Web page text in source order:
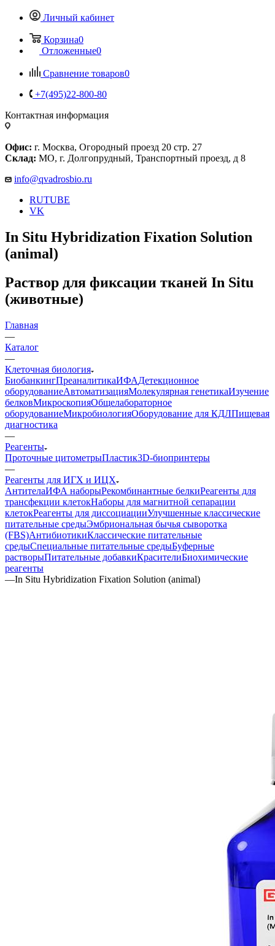
Личный кабинет
Корзина0
Отложенные0
Сравнение товаров0
+7(495)22-800-80
Контактная информация
Офис: г. Москва, Огородный проезд 20 стр. 27
Склад: МО, г. Долгопрудный, Транспортный проезд, д 8
info@qvadrosbio.ru
RUTUBE
VK
In Situ Hybridization Fixation Solution
(animal)
Раствор для фиксации тканей In Situ
(животные)
Главная
—
Каталог
—
Клеточная биология
БиобанкингПреаналитикаИФАДетекционное
оборудованиеАвтоматизацияМолекулярная генетикаИзучение
белковМикроскопияОбщелабораторное
оборудованиеМикробиологияОборудование для КДЛПищевая
диагностика
—
Реагенты
Проточные цитометрыПластик3D-биопринтеры
—
Реагенты для ИГХ и ИЦХ
АнтителаИФА наборыРекомбинантные белкиРеагенты для
трансфекции клетокНаборы для магнитной сепарации
клетокРеагенты для диссоциацииУлучшенные классические
питательные средыЭмбриональная бычья сыворотка
(FBS)АнтибиотикиКлассические питательные
средыСпециальные питательные средыБуферные
растворыПитательные добавкиКрасителиБиохимические
реагенты
—In Situ Hybridization Fixation Solution (animal)